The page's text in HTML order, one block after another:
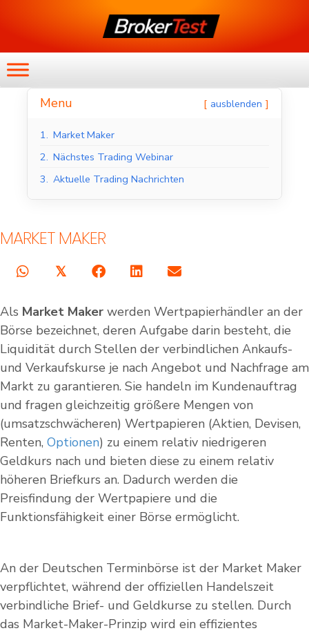
Menu ausblenden
1. Market Maker
2. Nächstes Trading Webinar
3. Aktuelle Trading Nachrichten
MARKET MAKER
𝕏
Als Market Maker werden Wertpapierhändler an der
Börse bezeichnet, deren Aufgabe darin besteht, die
Liquidität durch Stellen der verbindlichen Ankaufs-
und Verkaufskurse je nach Angebot und Nachfrage am
Markt zu garantieren. Sie handeln im Kundenauftrag
und fragen gleichzeitig größere Mengen von
(umsatzschwächeren) Wertpapieren (Aktien, Devisen,
Renten, Optionen) zu einem relativ niedrigeren
Geldkurs nach und bieten diese zu einem relativ
höheren Briefkurs an. Dadurch werden die
Preisfindung der Wertpapiere und die
Funktionsfähigkeit einer Börse ermöglicht.
An der Deutschen Terminbörse ist der Market Maker
verpflichtet, während der offiziellen Handelszeit
verbindliche Brief- und Geldkurse zu stellen. Durch
das Market-Maker-Prinzip wird ein effizientes